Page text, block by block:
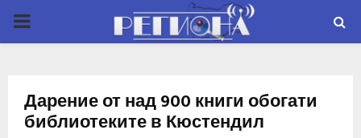
P
Дарение от над 900 книги обогати
библиотеките в Кюстендил